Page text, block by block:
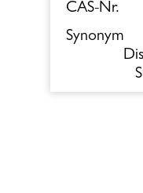
CAS-Nr.
Synonym